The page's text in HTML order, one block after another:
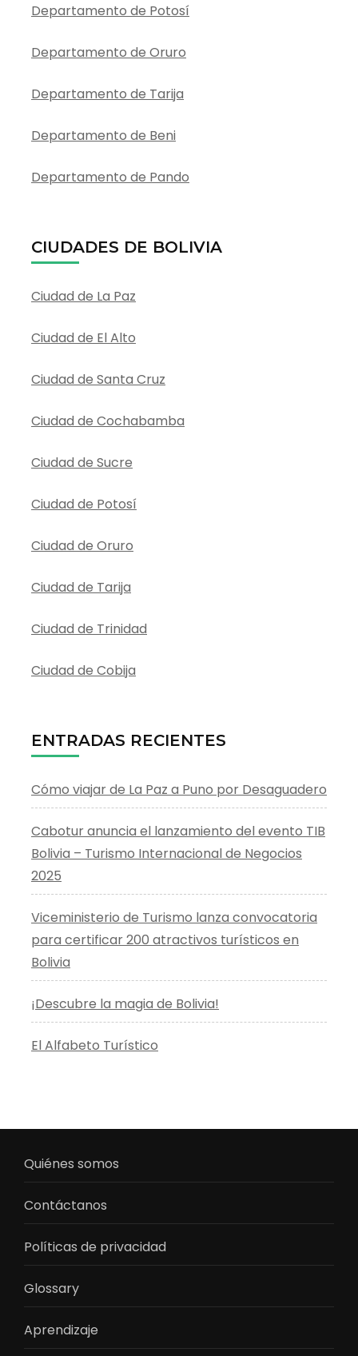
Departamento de Potosí
Departamento de Oruro
Departamento de Tarija
Departamento de Beni
Departamento de Pando
CIUDADES DE BOLIVIA
Ciudad de La Paz
Ciudad de El Alto
Ciudad de Santa Cruz
Ciudad de Cochabamba
Ciudad de Sucre
Ciudad de Potosí
Ciudad de Oruro
Ciudad de Tarija
Ciudad de Trinidad
Ciudad de Cobija
ENTRADAS RECIENTES
Cómo viajar de La Paz a Puno por Desaguadero
Cabotur anuncia el lanzamiento del evento TIB
Bolivia – Turismo Internacional de Negocios
2025
Viceministerio de Turismo lanza convocatoria
para certificar 200 atractivos turísticos en
Bolivia
¡Descubre la magia de Bolivia!
El Alfabeto Turístico
Quiénes somos
Contáctanos
Políticas de privacidad
Glossary
Aprendizaje